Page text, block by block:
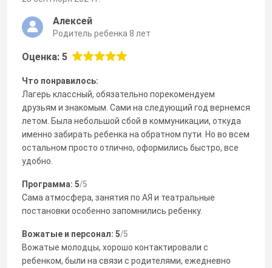
Алексей
Родитель ребенка 8 лет
Оценка: 5
Что понравилось:
Лагерь классный, обязательно порекомендуем
друзьям и знакомым. Сами на следующий год вернемся
летом. Была небольшой сбой в коммуникации, откуда
именно забирать ребенка на обратном пути. Но во всем
остальном просто отлично, оформились быстро, все
удобно.
Программа: 5/5
Сама атмосфера, занятия по АЯ и театральные
постановки особенно запомнились ребенку.
Вожатые и персонал: 5/5
Вожатые молодцы, хорошо контактировали с
ребенком, были на связи с родителями, ежедневно